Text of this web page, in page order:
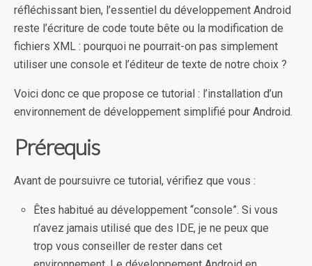
réfléchissant bien, l’essentiel du développement Android
reste l’écriture de code toute bête ou la modification de
fichiers XML : pourquoi ne pourrait-on pas simplement
utiliser une console et l’éditeur de texte de notre choix ?
Voici donc ce que propose ce tutorial : l’installation d’un
environnement de développement simplifié pour Android.
Prérequis
Avant de poursuivre ce tutorial, vérifiez que vous :
Êtes habitué au développement “console”. Si vous
n’avez jamais utilisé que des IDE, je ne peux que
trop vous conseiller de rester dans cet